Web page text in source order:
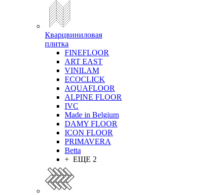
Кварцвиниловая
плитка
FINEFLOOR
ART EAST
VINILAM
ECOCLICK
AQUAFLOOR
ALPINE FLOOR
IVC
Made in Belgium
DAMY FLOOR
ICON FLOOR
PRIMAVERA
Betta
+ ЕЩЕ 2